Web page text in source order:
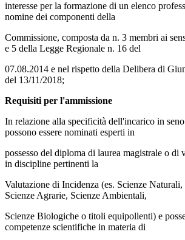
interesse per la formazione di un elenco
nomine dei componenti della
Commissione, composta da n. 3 membri ai
e 5 della Legge Regionale n. 16 del
07.08.2014 e nel rispetto della Delibera di
del 13/11/2018;
Requisiti per l'ammissione
In relazione alla specificità dell'incarico in
possono essere nominati esperti in
possesso del diploma di laurea magistrale o di
in discipline pertinenti la
Valutazione di Incidenza (es. Scienze Naturali,
Scienze Agrarie, Scienze Ambientali,
Scienze Biologiche o titoli equipollenti) e
competenze scientifiche in materia di